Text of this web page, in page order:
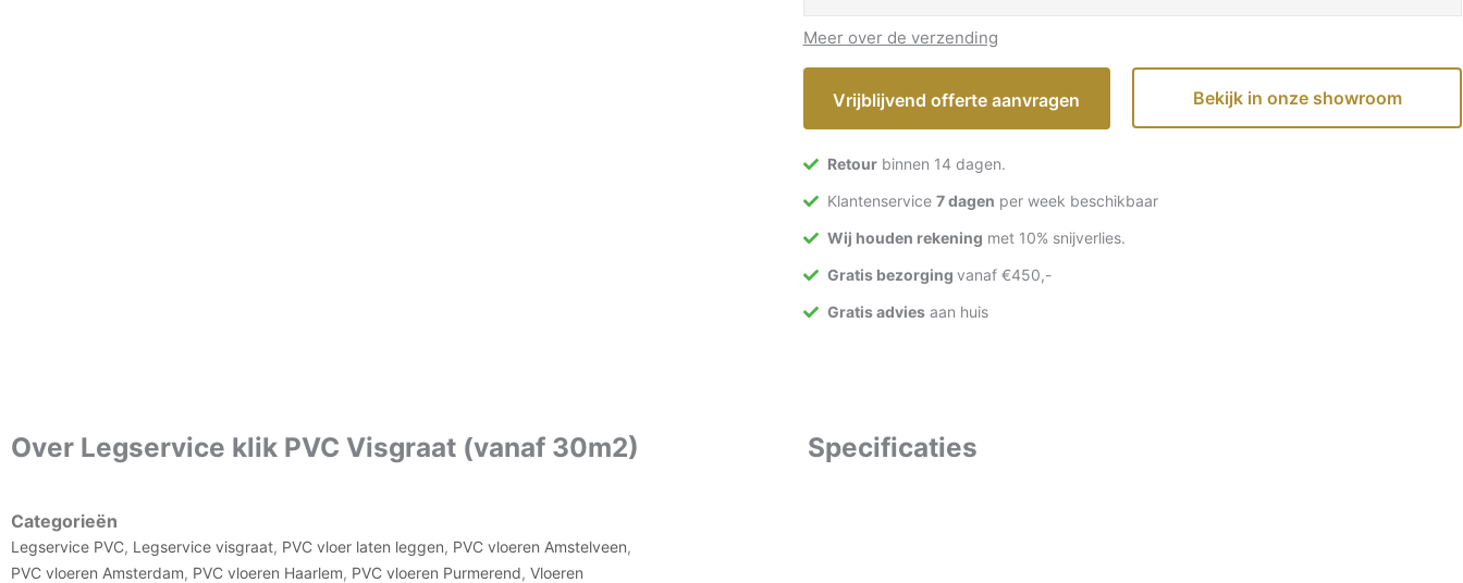
Meer over de verzending
Vrijblijvend offerte aanvragen Bekijk in onze showroom
Retour binnen 14 dagen.
Klantenservice 7 dagen per week beschikbaar
Wij houden rekening met 10% snijverlies.
Gratis bezorging vanaf €450,-
Gratis advies aan huis
Over Legservice klik PVC Visgraat (vanaf 30m2)
Categorieën
Legservice PVC, Legservice visgraat, PVC vloer laten leggen, PVC vloeren Amstelveen,
PVC vloeren Amsterdam, PVC vloeren Haarlem, PVC vloeren Purmerend, Vloeren
Specificaties